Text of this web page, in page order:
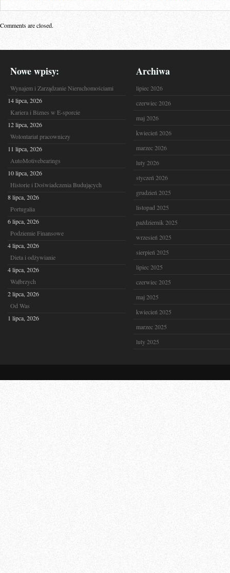
Comments are closed.
Nowe wpisy:
Wynajem i Zarządzanie Nieruchomościami
14 lipca, 2026
Kariera i Biznes w E-sporcie
12 lipca, 2026
Wolontariat pracowniczy
11 lipca, 2026
AutoMotivebearings
10 lipca, 2026
Historie i Doświadczenia Budujących
8 lipca, 2026
Portugalia
6 lipca, 2026
Podziemie Finansowe
4 lipca, 2026
Dieta i odżywianie
4 lipca, 2026
Wałbrzych
2 lipca, 2026
Od Was
1 lipca, 2026
Archiwa
lipiec 2026
czerwiec 2026
maj 2026
kwiecień 2026
marzec 2026
luty 2026
styczeń 2026
grudzień 2025
listopad 2025
październik 2025
wrzesień 2025
sierpień 2025
lipiec 2025
czerwiec 2025
maj 2025
kwiecień 2025
marzec 2025
luty 2025